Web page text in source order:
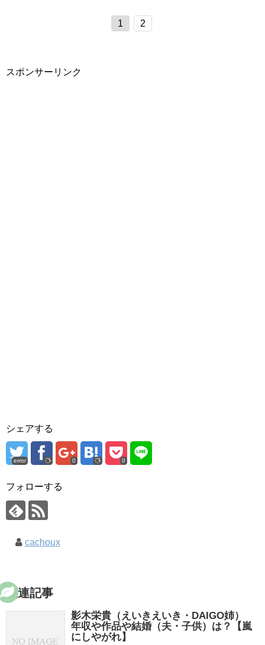
1 2
スポンサーリンク
シェアする
error 0 0
フォローする
cachoux
関連記事
影木栄貴（えいきえいき・DAIGO姉）
年収や作品や結婚（夫・子供）は？【嵐
にしやがれ】